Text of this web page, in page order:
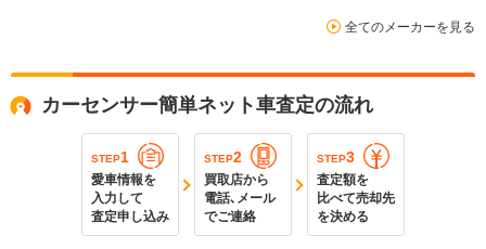
全てのメーカーを見る
カーセンサー簡単ネット車査定の流れ
STEP1
愛車情報を
入力して
査定申し込み
STEP2
買取店から
電話､メール
でご連絡
STEP3
査定額を
比べて売却先
を決める